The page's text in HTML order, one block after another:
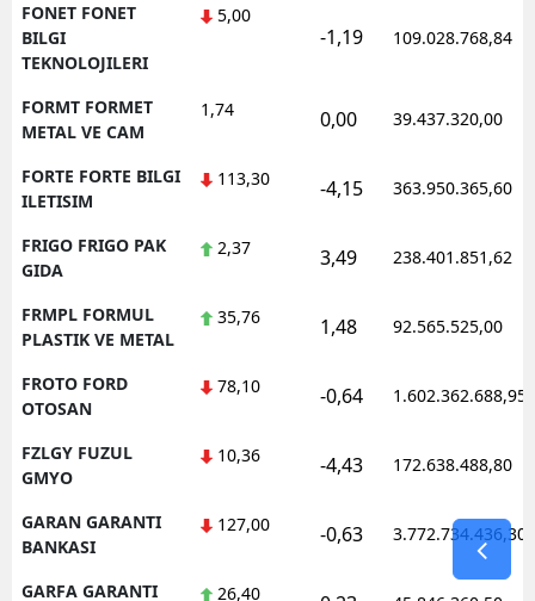
FONET FONET
BILGI
TEKNOLOJILERI
5,00
-1,19 109.028.768,84
FORMT FORMET
METAL VE CAM
1,74 0,00 39.437.320,00
FORTE FORTE BILGI
ILETISIM
113,30 -4,15 363.950.365,60
FRIGO FRIGO PAK
GIDA
2,37 3,49 238.401.851,62
FRMPL FORMUL
PLASTIK VE METAL
35,76 1,48 92.565.525,00
FROTO FORD
OTOSAN
78,10 -0,64 1.602.362.688,95
FZLGY FUZUL
GMYO
10,36 -4,43 172.638.488,80
GARAN GARANTI
BANKASI
127,00 -0,63 3.772.734.436,30
GARFA GARANTI 26,40